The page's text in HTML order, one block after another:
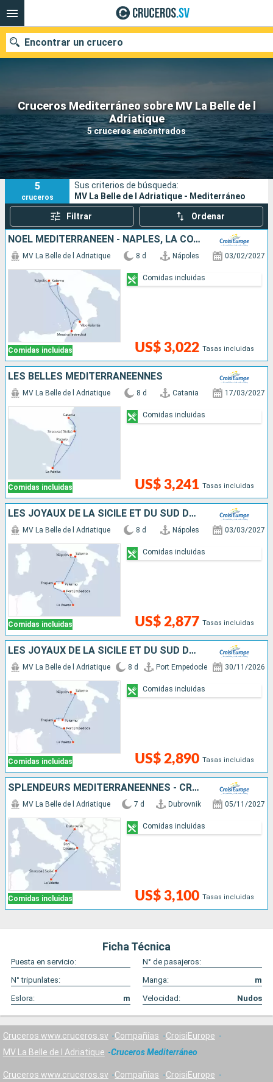
Cruceros Mediterráneo sobre MV La Belle de l
Adriatique
5 cruceros encontrados
Encontrar un crucero
Nuestros destinos
Fecha de salida
Puertos Compañías
Buscar
5
cruceros
Sus criterios de búsqueda:
MV La Belle de l Adriatique - Mediterráneo
Filtrar Ordenar
NOËL MÉDITERRANÉEN - NAPLES, LA CÔTE AMALFITAINE ET LA SICILE
Comidas incluidas
MV La Belle de l Adriatique 8 d Nápoles 03/02/2027
US$ 3,022 Tasas incluidas
Comidas incluidas
LES BELLES MÉDITERRANÉENNES
Comidas incluidas
MV La Belle de l Adriatique 8 d Catania 17/03/2027
US$ 3,241 Tasas incluidas
Comidas incluidas
LES JOYAUX DE LA SICILE ET DU SUD DE L'ITALIE
Comidas incluidas
MV La Belle de l Adriatique 8 d Nápoles 03/03/2027
US$ 2,877 Tasas incluidas
Comidas incluidas
LES JOYAUX DE LA SICILE ET DU SUD DE L'ITALIE
Comidas incluidas
MV La Belle de l Adriatique 8 d Port Empedocle 30/11/2026
US$ 2,890 Tasas incluidas
Comidas incluidas
SPLENDEURS MÉDITERRANÉENNES - CROATIE, LES POUILLES, LA SICILE ET MALTE
Comidas incluidas
MV La Belle de l Adriatique 7 d Dubrovnik 05/11/2027
US$ 3,100 Tasas incluidas
Comidas incluidas
Ficha Técnica
Puesta en servicio:
N° de pasajeros:
N° tripunlates:
Manga:
m
Eslora:
m Velocidad: Nudos
Cruceros www.cruceros.sv Compañías
CroisiEurope
MV La Belle de l Adriatique
Cruceros Mediterráneo
Cruceros www.cruceros.sv Compañías
CroisiEurope